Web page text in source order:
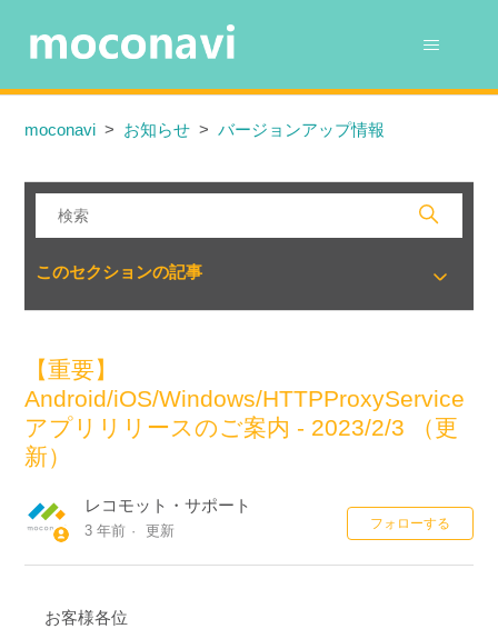
moconavi お知らせ バージョンアップ情報
このセクションの記事
【重要】
Android/iOS/Windows/HTTPProxyService
アプリリリースのご案内 - 2023/2/3 （更
新）
レコモット・サポート
3 年前 更新 フォローする
お客様各位